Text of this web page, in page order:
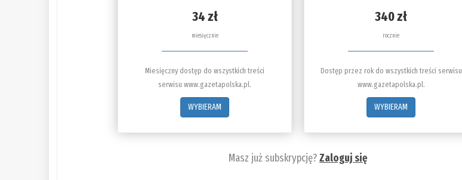
34 zł
miesięcznie
Miesięczny dostęp do wszystkich treści
serwisu www.gazetapolska.pl.
WYBIERAM
340 zł
rocznie
Dostęp przez rok do wszystkich treści serwisu
www.gazetapolska.pl.
WYBIERAM
Masz już subskrypcję?Zaloguj się